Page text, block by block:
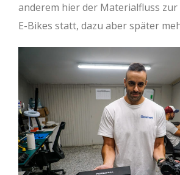
anderem hier der Materialfluss
E-Bikes statt, dazu aber später